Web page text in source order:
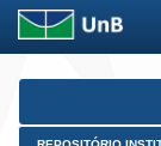
Skip